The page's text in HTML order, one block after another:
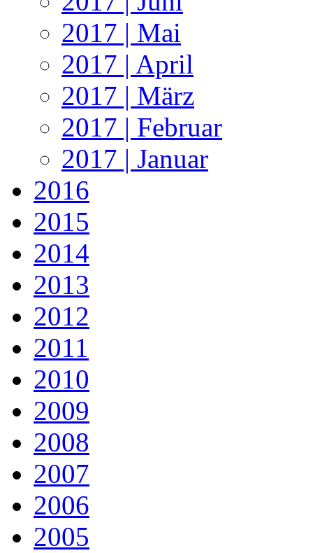
2017 | Mai
2017 | April
2017 | März
2017 | Februar
2017 | Januar
2016
2015
2014
2013
2012
2011
2010
2009
2008
2007
2006
2005